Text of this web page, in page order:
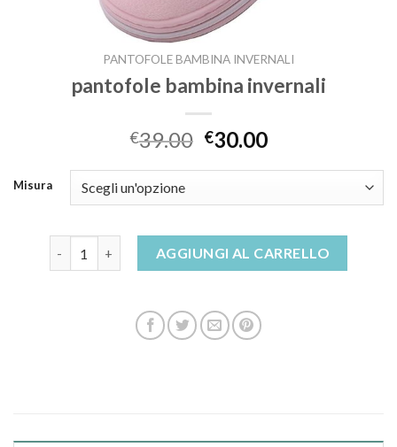
PANTOFOLE BAMBINA INVERNALI
pantofole bambina invernali
€39.00 €30.00
Misura
AGGIUNGI AL CARRELLO